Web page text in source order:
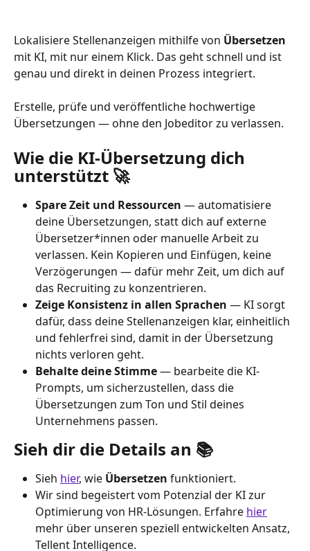
Lokalisiere Stellenanzeigen mithilfe von Übersetzen
mit KI, mit nur einem Klick. Das geht schnell und ist
genau und direkt in deinen Prozess integriert.
Erstelle, prüfe und veröffentliche hochwertige
Übersetzungen — ohne den Jobeditor zu verlassen.
Wie die KI-Übersetzung dich
unterstützt 🚀
Spare Zeit und Ressourcen — automatisiere
deine Übersetzungen, statt dich auf externe
Übersetzer*innen oder manuelle Arbeit zu
verlassen. Kein Kopieren und Einfügen, keine
Verzögerungen — dafür mehr Zeit, um dich auf
das Recruiting zu konzentrieren.
Zeige Konsistenz in allen Sprachen — KI sorgt
dafür, dass deine Stellenanzeigen klar, einheitlich
und fehlerfrei sind, damit in der Übersetzung
nichts verloren geht.
Behalte deine Stimme — bearbeite die KI-
Prompts, um sicherzustellen, dass die
Übersetzungen zum Ton und Stil deines
Unternehmens passen.
Sieh dir die Details an 📚
Sieh hier, wie Übersetzen funktioniert.
Wir sind begeistert vom Potenzial der KI zur
Optimierung von HR-Lösungen. Erfahre hier
mehr über unseren speziell entwickelten Ansatz,
Tellent Intelligence.